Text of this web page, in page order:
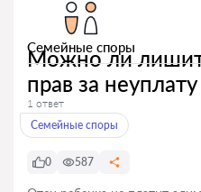
Семейные споры
Можно ли
прав за
1 ответ
Семейные споры
0 587